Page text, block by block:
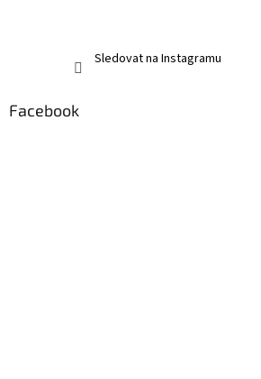
Sledovat na Instagramu
Facebook